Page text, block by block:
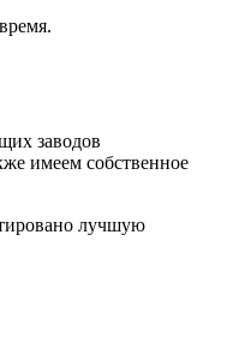
заводов
имеем собственное
лучшую